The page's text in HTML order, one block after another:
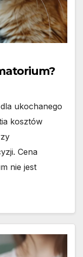
ukochanego
kosztów
Cena
nie jest